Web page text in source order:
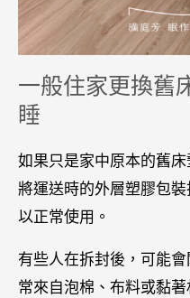
一般住家更換舊
睡
如果只是家中原本的舊
將運送時的外層塑膠包
以正常使用。
有些人在拆封後，可能
常來自泡棉、布料或黏